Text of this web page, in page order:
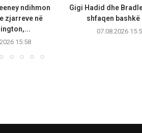
ndihmon
zjarreve në
15:58
Gigi Hadid dhe
shfaqen bashkë
07.08.2026